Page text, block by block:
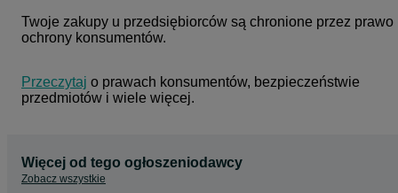
Twoje zakupy u przedsiębiorców są chronione przez prawo
ochrony konsumentów.
Przeczytaj o prawach konsumentów, bezpieczeństwie
przedmiotów i wiele więcej.
Więcej od tego ogłoszeniodawcy
Zobacz wszystkie